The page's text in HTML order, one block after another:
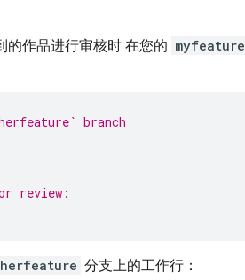
的作品进行审核时 在您的 myfeature
branch
review:
分支上的工作行：